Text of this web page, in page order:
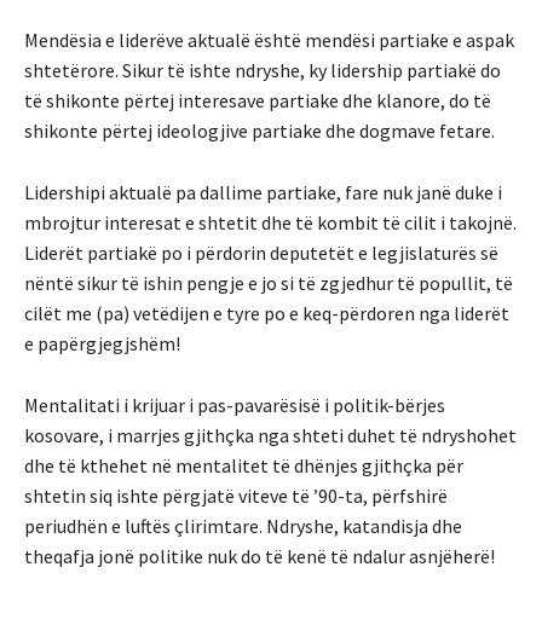
Mendësia e liderëve aktualë është mendësi partiake e aspak
shtetërore. Sikur të ishte ndryshe, ky lidership partiakë do
të shikonte përtej interesave partiake dhe klanore, do të
shikonte përtej ideologjive partiake dhe dogmave fetare.
Lidershipi aktualë pa dallime partiake, fare nuk janë duke i
mbrojtur interesat e shtetit dhe të kombit të cilit i takojnë.
Liderët partiakë po i përdorin deputetët e legjislaturës së
nëntë sikur të ishin pengje e jo si të zgjedhur të popullit, të
cilët me (pa) vetëdijen e tyre po e keq-përdoren nga liderët
e papërgjegjshëm!
Mentalitati i krijuar i pas-pavarësisë i politik-bërjes
kosovare, i marrjes gjithçka nga shteti duhet të ndryshohet
dhe të kthehet në mentalitet të dhënjes gjithçka për
shtetin siq ishte përgjatë viteve të ’90-ta, përfshirë
periudhën e luftës çlirimtare. Ndryshe, katandisja dhe
theqafja jonë politike nuk do të kenë të ndalur asnjëherë!